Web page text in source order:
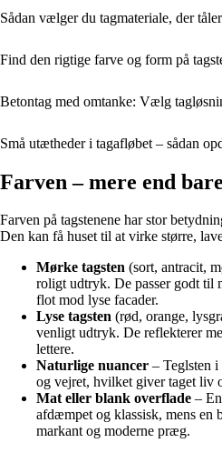
Sådan vælger du tagmateriale, der
Find den rigtige farve og form på
Betontag med omtanke: Vælg
Små utætheder i tagafløbet – sådan
Farven – mere end
Farven på tagstenene har stor
Den kan få huset til at virke større,
Mørke tagsten (sort, antracit,
roligt udtryk. De passer godt til
flot mod lyse facader.
Lyse tagsten (rød, orange,
venligt udtryk. De reflekterer
lettere.
Naturlige nuancer – Teglsten
og vejret, hvilket giver taget liv
Mat eller blank overflade –
afdæmpet og klassisk, mens en
markant og moderne præg.